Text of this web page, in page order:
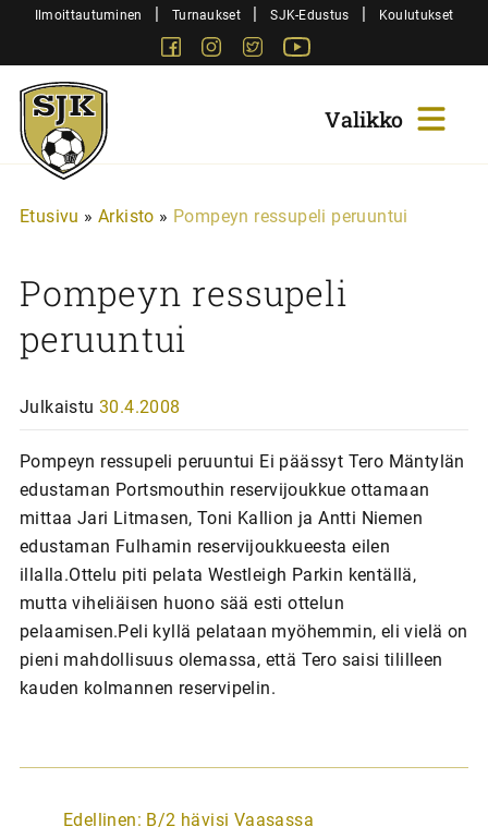
SiirryIlmoittautuminen | Turnaukset | SJK-Edustus | Koulutukset
FacebookInstagram
Twitter
Sjk-
Juniorit
Etusivu » Arkisto » Pompeyn ressupeli peruuntui
Pompeyn ressupeli
peruuntui
Julkaistu 30.4.2008
Pompeyn ressupeli peruuntui Ei päässyt Tero Mäntylän
edustaman Portsmouthin reservijoukkue ottamaan
mittaa Jari Litmasen, Toni Kallion ja Antti Niemen
edustaman Fulhamin reservijoukkueesta eilen
illalla.Ottelu piti pelata Westleigh Parkin kentällä,
mutta viheliäisen huono sää esti ottelun
pelaamisen.Peli kyllä pelataan myöhemmin, eli vielä on
pieni mahdollisuus olemassa, että Tero saisi tililleen
kauden kolmannen reservipelin.
A
Edellinen: B/2 hävisi Vaasassa